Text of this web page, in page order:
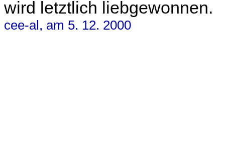
wird letztlich liebgewonnen.
cee-al, am 5. 12. 2000